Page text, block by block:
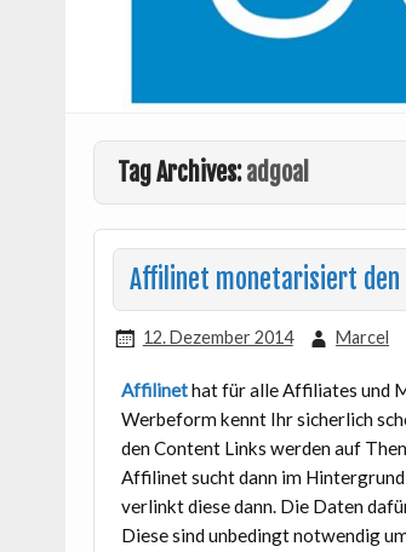
Tag Archives:adgoal
Affilinet monetarisiert den
12. Dezember 2014 Marcel
Affilinethat für alle Affiliates und
Werbeform kennt Ihr sicherlich
den Content Links werden auf
Affilinet sucht dann im
verlinkt diese dann. Die Daten
Diese sind unbedingt notwendig